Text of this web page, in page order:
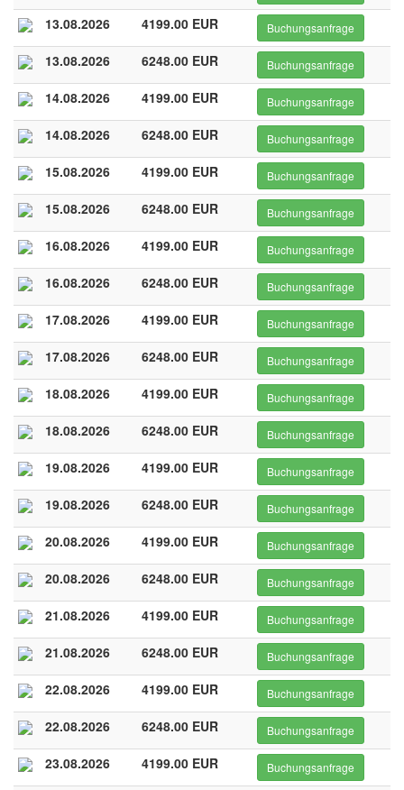
13.08.2026 4199.00 EUR Buchungsanfrage
13.08.2026 6248.00 EUR Buchungsanfrage
14.08.2026 4199.00 EUR Buchungsanfrage
14.08.2026 6248.00 EUR Buchungsanfrage
15.08.2026 4199.00 EUR Buchungsanfrage
15.08.2026 6248.00 EUR Buchungsanfrage
16.08.2026 4199.00 EUR Buchungsanfrage
16.08.2026 6248.00 EUR Buchungsanfrage
17.08.2026 4199.00 EUR Buchungsanfrage
17.08.2026 6248.00 EUR Buchungsanfrage
18.08.2026 4199.00 EUR Buchungsanfrage
18.08.2026 6248.00 EUR Buchungsanfrage
19.08.2026 4199.00 EUR Buchungsanfrage
19.08.2026 6248.00 EUR Buchungsanfrage
20.08.2026 4199.00 EUR Buchungsanfrage
20.08.2026 6248.00 EUR Buchungsanfrage
21.08.2026 4199.00 EUR Buchungsanfrage
21.08.2026 6248.00 EUR Buchungsanfrage
22.08.2026 4199.00 EUR Buchungsanfrage
22.08.2026 6248.00 EUR Buchungsanfrage
23.08.2026 4199.00 EUR Buchungsanfrage